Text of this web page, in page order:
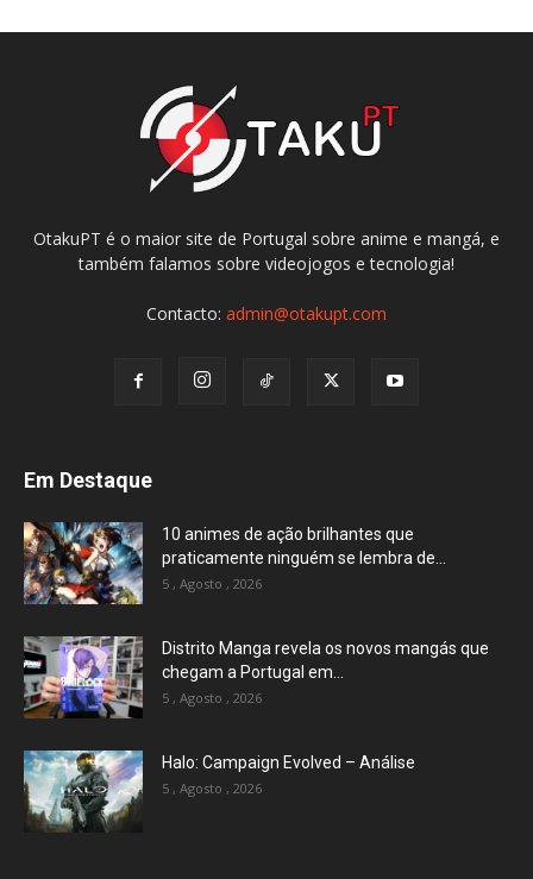
OtakuPT é o maior site de Portugal sobre anime e mangá, e
também falamos sobre videojogos e tecnologia!
Contacto: admin@otakupt.com
Em Destaque
10 animes de ação brilhantes que
praticamente ninguém se lembra de...
5 , Agosto , 2026
Distrito Manga revela os novos mangás que
chegam a Portugal em...
5 , Agosto , 2026
Halo: Campaign Evolved – Análise
5 , Agosto , 2026